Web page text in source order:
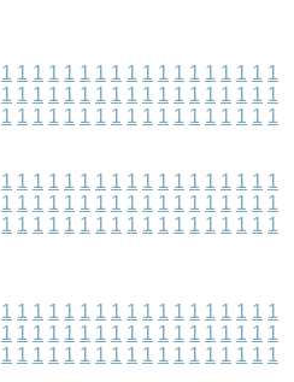
1 1 1 1 1 1 1 1 1 1 1 1 1 1 1 1 1 1
1 1 1 1 1 1 1 1 1 1 1 1 1 1 1 1 1 1
1 1 1 1 1 1 1 1 1 1 1 1 1 1 1 1 1 1
1 1 1 1 1 1 1 1 1 1 1 1 1 1 1 1 1 1
1 1 1 1 1 1 1 1 1 1 1 1 1 1 1 1 1 1
1 1 1 1 1 1 1 1 1 1 1 1 1 1 1 1 1 1
1 1 1 1 1 1 1 1 1 1 1 1 1 1 1 1 1 1
1 1 1 1 1 1 1 1 1 1 1 1 1 1 1 1 1 1
1 1 1 1 1 1 1 1 1 1 1 1 1 1 1 1 1 1